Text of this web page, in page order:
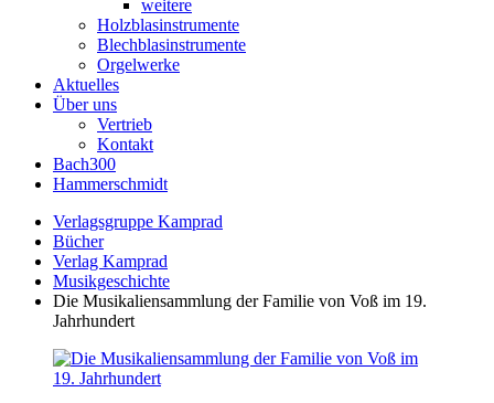
weitere
Holzblasinstrumente
Blechblasinstrumente
Orgelwerke
Aktuelles
Über uns
Vertrieb
Kontakt
Bach300
Hammerschmidt
Verlagsgruppe Kamprad
Bücher
Verlag Kamprad
Musikgeschichte
Die Musikaliensammlung der Familie von Voß im 19.
Jahrhundert